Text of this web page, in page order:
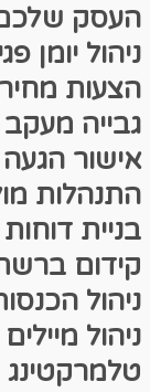
העסק
ניהול
הצעות
גבייה
אישור הגעה
התנהלות
בניית
קידום
ניהול
ניהול
טלמרקטינג